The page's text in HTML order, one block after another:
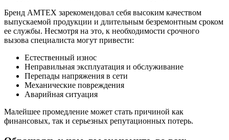
Бренд AMTEX зарекомендовал себя высоким качеством
выпускаемой продукции и длительным безремонтным сроком
ее службы. Несмотря на это, к необходимости срочного
вызова специалиста могут привести:
Естественный износ
Неправильная эксплуатация и обслуживание
Перепады напряжения в сети
Механические повреждения
Аварийная ситуация
Малейшее промедление может стать причиной как
финансовых, так и серьезных репутационных потерь.